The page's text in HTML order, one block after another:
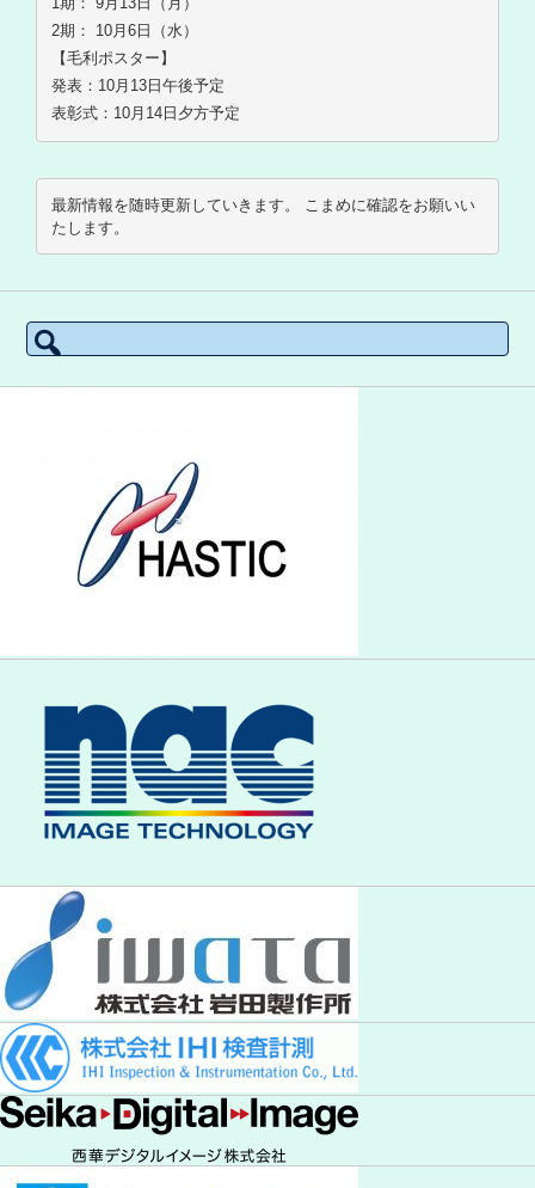
2期： 10月6日（水）
【毛利ポスター】
発表：10月13日午後予定
表彰式：10月14日夕方予定
最新情報を随時更新していきます。 こまめに確認をお願いい
たします。
検索: